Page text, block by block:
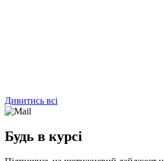
Дивитись всі
Будь в курсі